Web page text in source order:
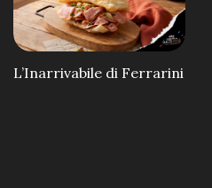
L’Inarrivabile di Ferrarini